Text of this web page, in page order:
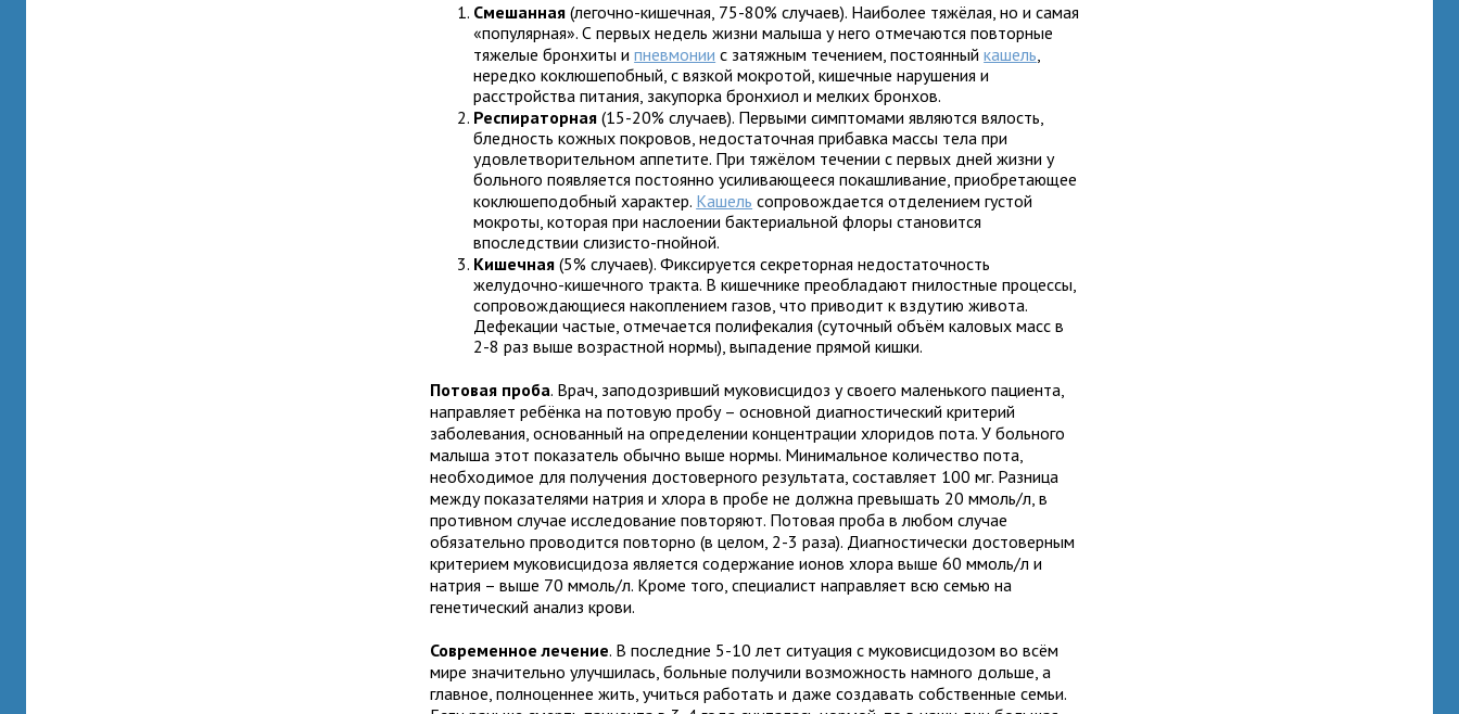
Смешанная(легочно-кишечная, 75-80% случаев). Наиболее тяжёлая, но и самая
«популярная». С первых недель жизни малыша у него отмечаются повторные
тяжелые бронхиты ипневмонии с затяжным течением, постоянныйкашель,
нередко коклюшепобный, с вязкой мокротой, кишечные нарушения и
расстройства питания, закупорка бронхиол и мелких бронхов.
Респираторная (15-20% случаев). Первыми симптомами являются вялость,
бледность кожных покровов, недостаточная прибавка массы тела при
удовлетворительном аппетите. При тяжёлом течении с первых дней жизни у
больного появляется постоянно усиливающееся покашливание, приобретающее
коклюшеподобный характер. Кашель сопровождается отделением густой
мокроты, которая при наслоении бактериальной флоры становится
впоследствии слизисто-гнойной.
Кишечная (5% случаев). Фиксируется секреторная недостаточность
желудочно-кишечного тракта. В кишечнике преобладают гнилостные процессы,
сопровождающиеся накоплением газов, что приводит к вздутию живота.
Дефекации частые, отмечается полифекалия (суточный объём каловых масс в
2-8 раз выше возрастной нормы), выпадение прямой кишки.
Потовая проба. Врач, заподозривший муковисцидоз у своего маленького пациента,
направляет ребёнка на потовую пробу – основной диагностический критерий
заболевания, основанный на определении концентрации хлоридов пота. У больного
малыша этот показатель обычно выше нормы. Минимальное количество пота,
необходимое для получения достоверного результата, составляет 100 мг. Разница
между показателями натрия и хлора в пробе не должна превышать 20 ммоль/л, в
противном случае исследование повторяют. Потовая проба в любом случае
обязательно проводится повторно (в целом, 2-3 раза). Диагностически достоверным
критерием муковисцидоза является содержание ионов хлора выше 60 ммоль/л и
натрия – выше 70 ммоль/л. Кроме того, специалист направляет всю семью на
генетический анализ крови.
Современное лечение. В последние 5-10 лет ситуация с муковисцидозом во всём
мире значительно улучшилась, больные получили возможность намного дольше, а
главное, полноценнее жить, учиться работать и даже создавать собственные семьи.